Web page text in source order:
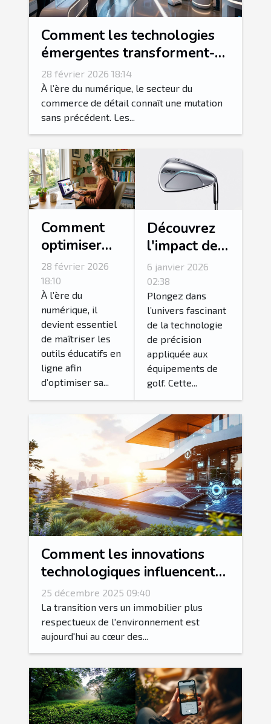
Comment les technologies
émergentes transforment-
elles le secteur du
commerce de détail ?
28 février 2026 18:14
À l’ère du numérique, le secteur du
commerce de détail connaît une mutation
sans précédent. Les...
Comment
optimiser
votre
carrière avec
les outils
numériques
éducatifs ?
28 février 2026
18:10
À l’ère du
numérique, il
devient essentiel
de maîtriser les
outils éducatifs en
ligne afin
d’optimiser sa...
Découvrez
l'impact de
la
technologie
de précision
dans les
équipements
de golf
6 janvier 2026
02:38
Plongez dans
l’univers fascinant
de la technologie
de précision
appliquée aux
équipements de
golf. Cette...
Comment les innovations
technologiques influencent-
elles l'immobilier durable ?
25 décembre 2025 09:40
La transition vers un immobilier plus
respectueux de l'environnement est
aujourd'hui au cœur des...